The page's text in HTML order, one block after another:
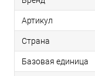
Артикул
Страна
Базовая единица